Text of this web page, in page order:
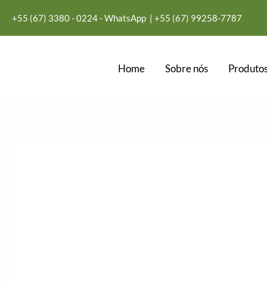
para
o
+55 (67) 3380 - 0224 - WhatsApp | +55 (67) 99258-7787
Home Sobre nós